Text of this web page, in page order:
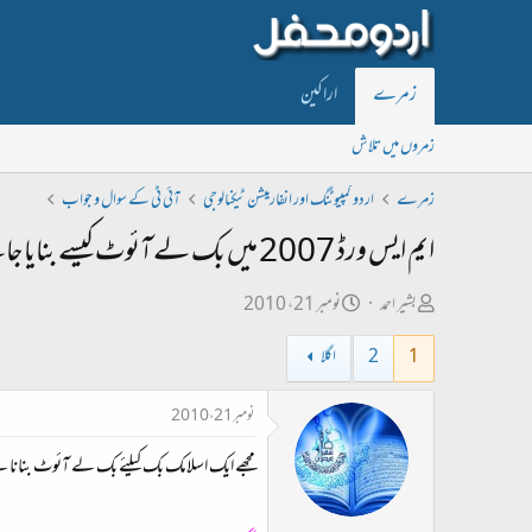
زمرے اراکین
زمروں میں تلاش
زمرے
اردو کمپیوٹنگ اور انفارمیشن ٹیکنالوجی آئی ٹی کے سوال و جواب
ایم ایس ورڈ 2007 میں بک لے آئوٹ کیسے بنایا جائے ؟
ص
ا
ح
بشیر احمد
ت
ا
ی
خ
ا
ب
نومبر 21، 2010
1
2 اگلا
نومبر 21، 2010
مجھے ایک اسلامک بک کیلئے بک لے آئوٹ